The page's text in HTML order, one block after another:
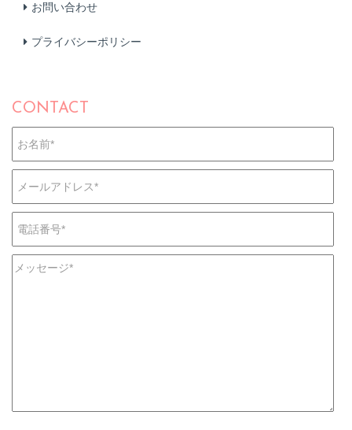
お問い合わせ
プライバシーポリシー
CONTACT